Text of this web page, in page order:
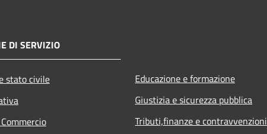
DI SERVIZIO
stato civile
Educazione e formazione
Giustizia e sicurezza pubblica
Tributi,finanze e contravvenzioni